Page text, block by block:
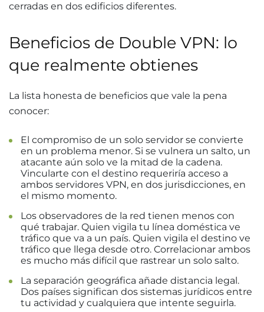
cerradas en dos edificios diferentes.
Beneficios de Double VPN: lo
que realmente obtienes
La lista honesta de beneficios que vale la pena
conocer:
El compromiso de un solo servidor se convierte
en un problema menor. Si se vulnera un salto, un
atacante aún solo ve la mitad de la cadena.
Vincularte con el destino requeriría acceso a
ambos servidores VPN, en dos jurisdicciones, en
el mismo momento.
Los observadores de la red tienen menos con
qué trabajar. Quien vigila tu línea doméstica ve
tráfico que va a un país. Quien vigila el destino ve
tráfico que llega desde otro. Correlacionar ambos
es mucho más difícil que rastrear un solo salto.
La separación geográfica añade distancia legal.
Dos países significan dos sistemas jurídicos entre
tu actividad y cualquiera que intente seguirla.